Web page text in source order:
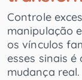
Controle
manipulação
os vínculos
esses sinais
mudança real.